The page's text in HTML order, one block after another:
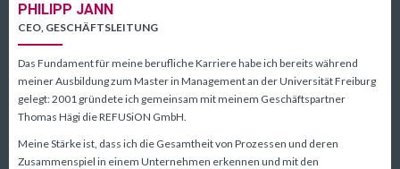
ÜBER UNS
PHILIPP JANN
CEO, GESCHÄFTSLEITUNG
Das Fundament für meine berufliche Karriere habe ich bereits während
meiner Ausbildung zum Master in Management an der Universität Freiburg
gelegt: 2001 gründete ich gemeinsam mit meinem Geschäftspartner
Thomas Hägi die REFUSiON GmbH.
Meine Stärke ist, dass ich die Gesamtheit von Prozessen und deren
Zusammenspiel in einem Unternehmen erkennen und mit den